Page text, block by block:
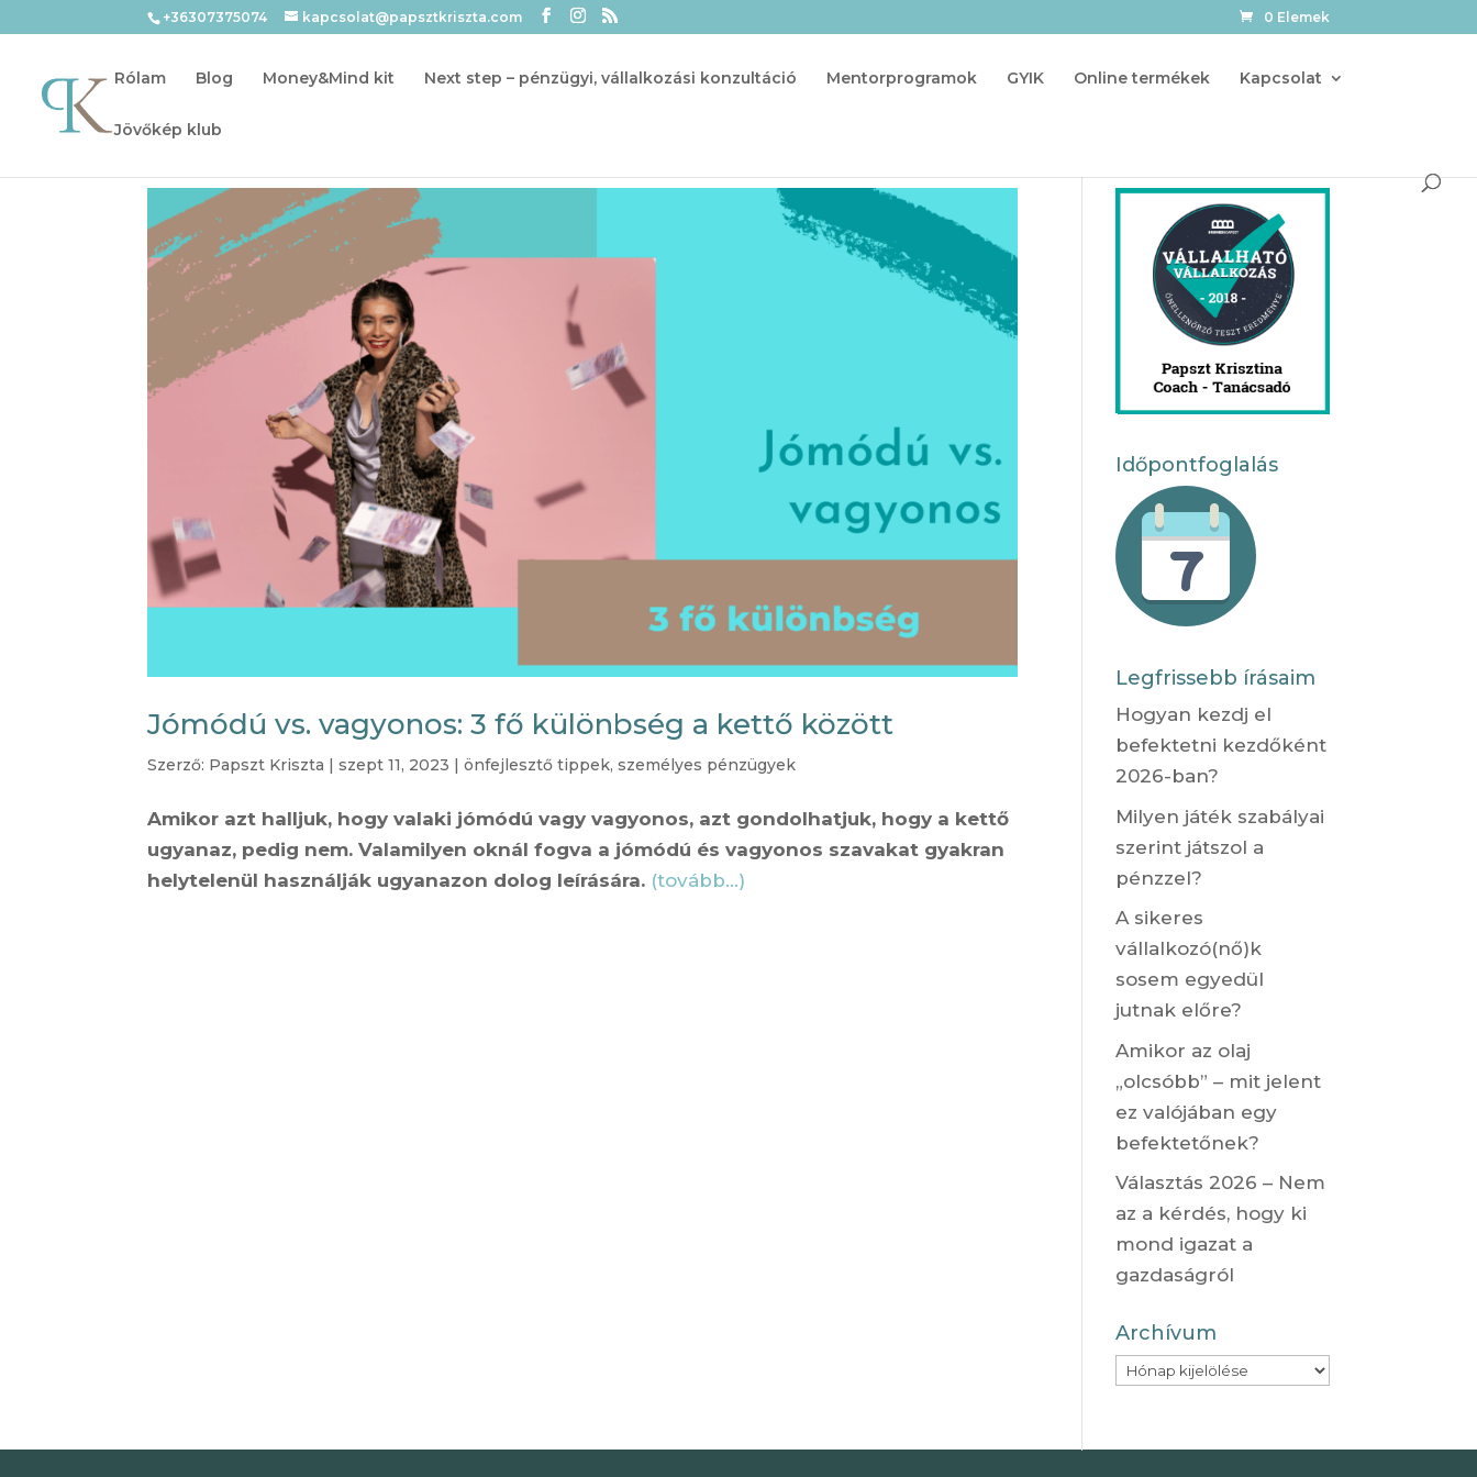
+36307375074 kapcsolat@papsztkriszta.com 0 Elemek
Rólam Blog Money&Mind kit Next step – pénzügyi, vállalkozási konzultáció Mentorprogramok GYIK Online termékek Kapcsolat
Jövőkép klub
Jómódú vs. vagyonos: 3 fő különbség a kettő között
Szerző: Papszt Kriszta |szept 11, 2023 |önfejlesztő tippek,személyes pénzügyek
Amikor azt halljuk, hogy valaki jómódú vagy vagyonos, azt gondolhatjuk, hogy a kettő
ugyanaz, pedig nem. Valamilyen oknál fogva a jómódú és vagyonos szavakat gyakran
helytelenül használják ugyanazon dolog leírására. (tovább…)
Időpontfoglalás
Legfrissebb írásaim
Hogyan kezdj el
befektetni kezdőként
2026-ban?
Milyen játék szabályai
szerint játszol a
pénzzel?
A sikeres
vállalkozó(nő)k
sosem egyedül
jutnak előre?
Amikor az olaj
„olcsóbb” – mit jelent
ez valójában egy
befektetőnek?
Választás 2026 – Nem
az a kérdés, hogy ki
mond igazat a
gazdaságról
Archívum
Archívum